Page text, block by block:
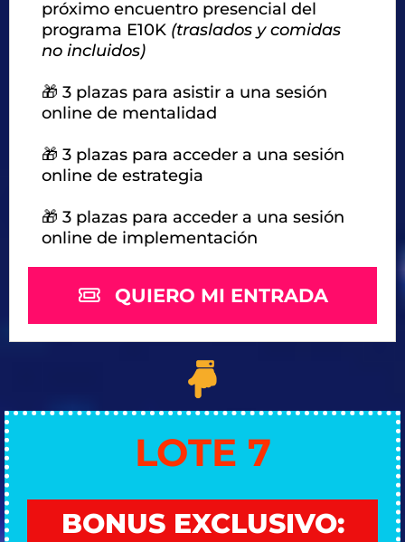
próximo encuentro presencial del
programa E10K (traslados y comidas
no incluidos)
🎁 3 plazas para asistir a una sesión
online de mentalidad
🎁 3 plazas para acceder a una sesión
online de estrategia
🎁 3 plazas para acceder a una sesión
online de implementación
QUIERO MI ENTRADA
LOTE 7
BONUS EXCLUSIVO: